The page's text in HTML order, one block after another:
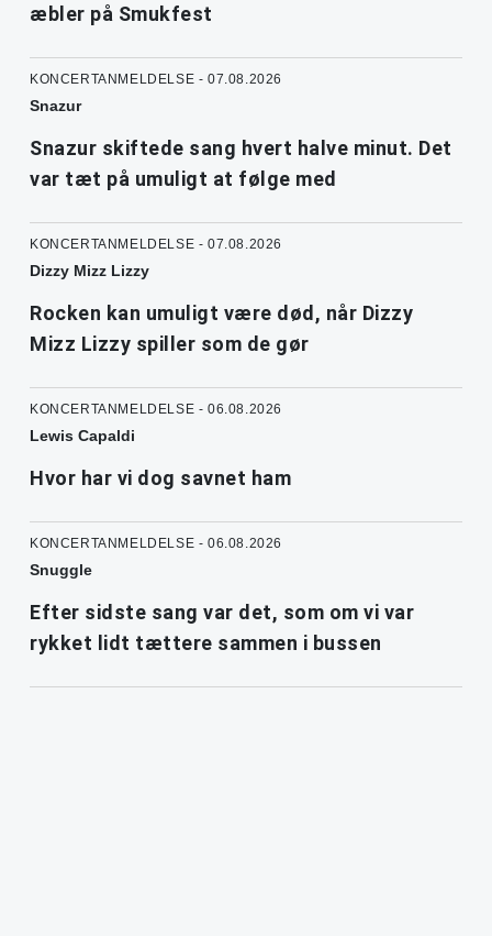
æbler på Smukfest
KONCERTANMELDELSE - 07.08.2026
Snazur
Snazur skiftede sang hvert halve minut. Det
var tæt på umuligt at følge med
KONCERTANMELDELSE - 07.08.2026
Dizzy Mizz Lizzy
Rocken kan umuligt være død, når Dizzy
Mizz Lizzy spiller som de gør
KONCERTANMELDELSE - 06.08.2026
Lewis Capaldi
Hvor har vi dog savnet ham
KONCERTANMELDELSE - 06.08.2026
Snuggle
Efter sidste sang var det, som om vi var
rykket lidt tættere sammen i bussen